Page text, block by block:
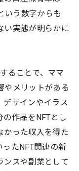
いう数字からも
い実態が明らかに
ることで、ママ
やメリットがある
デザインやイラス
の作品をNFTとし
かった収入を得た
ったNFT関連の新
ンスや副業として